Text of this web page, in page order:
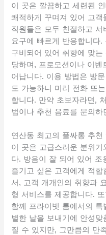
이 곳은 깔끔하고 세련된
쾌적하게 꾸며져 있어 고
직원들은 모두 친절하고
요구에 빠르게 반응합니다
구비되어 있어 취향에 맞
당하며, 프로모션이나 이
어납니다. 이용 방법은 방
도 가능하니 미리 전화 또
합니다. 만약 초보자라면,
법이나 추천 음료를 문의
연산동 최고의 풀싸롱 추천
이 곳은 고급스러운 분위
다. 방음이 잘 되어 있어 조
즐기고 싶은 고객에게 적
서, 고객 개개인의 취향과
형 서비스를 제공합니다.
함께 프라이빗 룸에서의
별한 날을 보내기에 안성
질 수 있지만, 그만큼의 만